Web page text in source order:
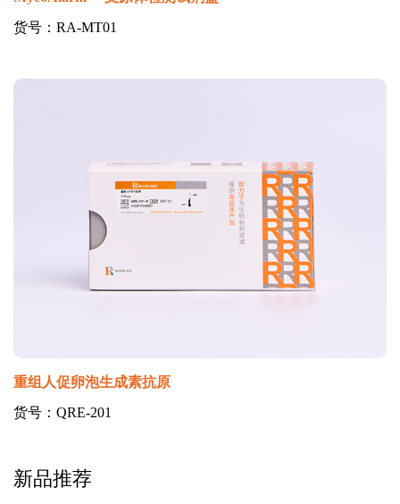
货号：RA-MT01
重组人促卵泡生成素抗原
货号：QRE-201
新品推荐